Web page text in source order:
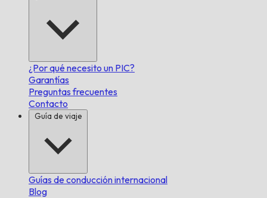
¿Por qué necesito un PIC?
Garantías
Preguntas frecuentes
Contacto
Guía de viaje
Guías de conducción internacional
Blog